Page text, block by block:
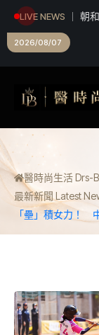
LIVE NEWS
朝
2026/08/07
醫時尚生活 Drs-
最新新聞 Latest
「壘」積女力！